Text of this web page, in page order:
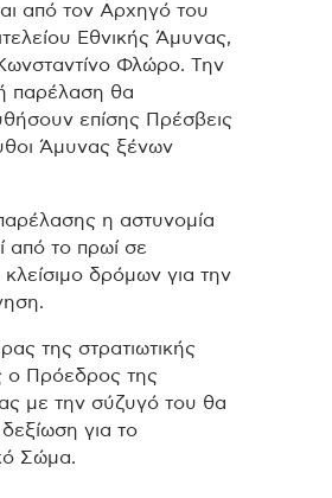
από τον Αρχηγό του
Εθνικής Άμυνας,
Φλώρο. Την
παρέλαση θα
επίσης Πρέσβεις
Άμυνας ξένων
η αστυνομία
από το πρωί σε
δρόμων για την
της στρατιωτικής
ο Πρόεδρος της
με την σύζυγό του θα
για το
Σώμα.